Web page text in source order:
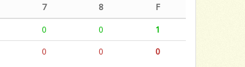
7 8
F
0 0
1
0 0 0